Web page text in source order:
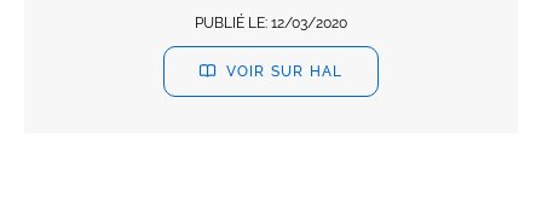
PUBLIÉ LE: 12/03/2020
VOIR SUR HAL